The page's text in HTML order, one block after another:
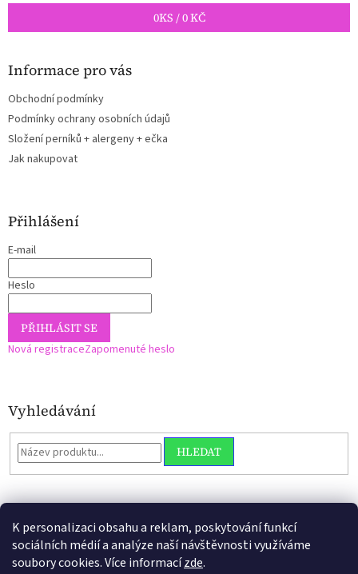
K personalizaci obsahu a reklam, poskytování funkcí
sociálních médií a analýze naší návštěvnosti využíváme
soubory cookies. Více informacízde.
0KS /0 KČ
Informace pro vás
Obchodní podmínky
Podmínky ochrany osobních údajů
Složení perníků + alergeny + ečka
Jak nakupovat
Přihlášení
E-mail
Heslo
PŘIHLÁSIT SE
Nová registraceZapomenuté heslo
Vyhledávání
HLEDAT